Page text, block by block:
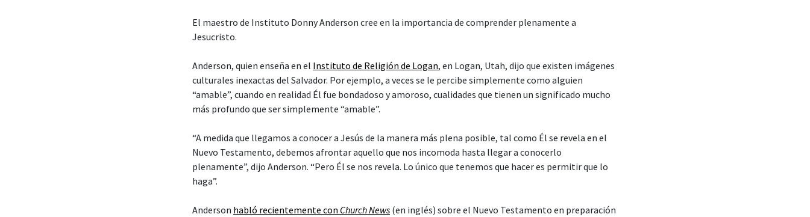
El maestro de Instituto Donny Anderson cree en la importancia de comprender plenamente a
Jesucristo.
Anderson, quien enseña en el Instituto de Religión de Logan, en Logan, Utah, dijo que existen imágenes
culturales inexactas del Salvador. Por ejemplo, a veces se le percibe simplemente como alguien
“amable”, cuando en realidad Él fue bondadoso y amoroso, cualidades que tienen un significado mucho
más profundo que ser simplemente “amable”.
“A medida que llegamos a conocer a Jesús de la manera más plena posible, tal como Él se revela en el
Nuevo Testamento, debemos afrontar aquello que nos incomoda hasta llegar a conocerlo
plenamente”, dijo Anderson. “Pero Él se nos revela. Lo único que tenemos que hacer es permitir que lo
haga”.
Anderson habló recientemente con Church News (en inglés) sobre el Nuevo Testamento en preparación